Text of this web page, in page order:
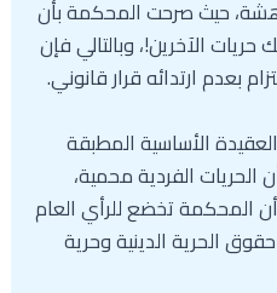
حيث صرحت المحكمة بأن
الآخرين!، وبالتالي فإن
بعدم ارتدائه قرار قانوني.
الأساسية المطبقة
الحريات الفردية محمية،
أن المحكمة تخضع للرأي العام
الحرية الدينية وحرية